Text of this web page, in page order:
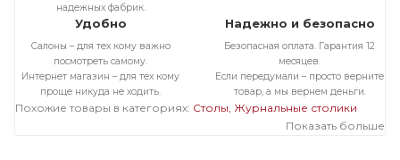
надежных фабрик.
Удобно
Салоны – для тех кому важно
посмотреть самому.
Интернет магазин – для тех кому
проще никуда не ходить.
Надежно и безопасно
Безопасная оплата. Гарантия 12
месяцев.
Если передумали – просто верните
товар, а мы вернем деньги.
Похожие товары в категориях: Столы Журнальные столики
Показать больше